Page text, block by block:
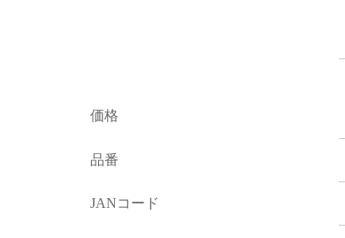
価格
品番
JANコード